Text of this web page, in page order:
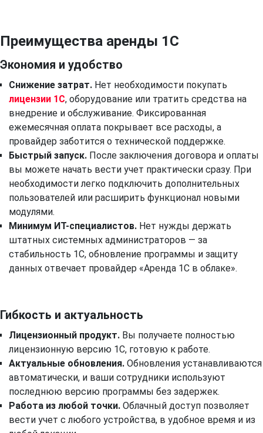
Преимущества аренды 1С
Экономия и удобство
Снижение затрат. Нет необходимости покупать
лицензии 1С, оборудование или тратить средства на
внедрение и обслуживание. Фиксированная
ежемесячная оплата покрывает все расходы, а
провайдер заботится о технической поддержке.
Быстрый запуск. После заключения договора и оплаты
вы можете начать вести учет практически сразу. При
необходимости легко подключить дополнительных
пользователей или расширить функционал новыми
модулями.
Минимум ИТ-специалистов. Нет нужды держать
штатных системных администраторов — за
стабильность 1С, обновление программы и защиту
данных отвечает провайдер «Аренда 1С в облаке».
Гибкость и актуальность
Лицензионный продукт. Вы получаете полностью
лицензионную версию 1С, готовую к работе.
Актуальные обновления. Обновления устанавливаются
автоматически, и ваши сотрудники используют
последнюю версию программы без задержек.
Работа из любой точки. Облачный доступ позволяет
вести учет с любого устройства, в удобное время и из